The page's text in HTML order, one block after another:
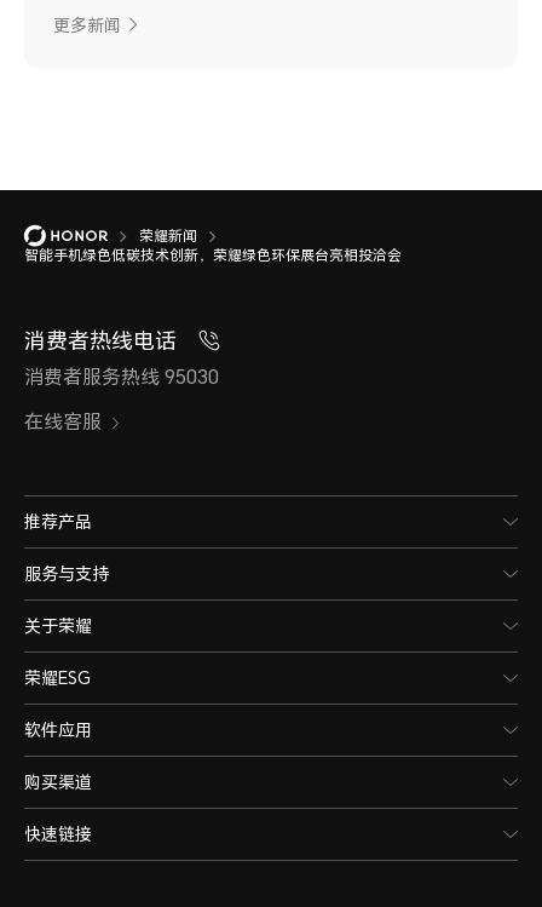
更多新闻
荣耀新闻
智能手机绿色低碳技术创新，荣耀绿色环保展台亮相投洽会
消费者热线电话
消费者服务热线 95030
在线客服
推荐产品
服务与支持
关于荣耀
荣耀ESG
软件应用
购买渠道
快速链接